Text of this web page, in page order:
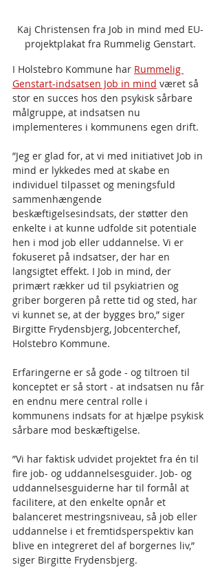
Kaj Christensen fra Job in mind med EU-
projektplakat fra Rummelig Genstart.
I Holstebro Kommune har Rummelig
Genstart-indsatsen Job in mind været så
stor en succes hos den psykisk sårbare
målgruppe, at indsatsen nu
implementeres i kommunens egen drift.
”Jeg er glad for, at vi med initiativet Job in
mind er lykkedes med at skabe en
individuel tilpasset og meningsfuld
sammenhængende
beskæftigelsesindsats, der støtter den
enkelte i at kunne udfolde sit potentiale
hen i mod job eller uddannelse. Vi er
fokuseret på indsatser, der har en
langsigtet effekt. I Job in mind, der
primært rækker ud til psykiatrien og
griber borgeren på rette tid og sted, har
vi kunnet se, at der bygges bro,” siger
Birgitte Frydensbjerg, Jobcenterchef,
Holstebro Kommune.
Erfaringerne er så gode - og tiltroen til
konceptet er så stort - at indsatsen nu får
en endnu mere central rolle i
kommunens indsats for at hjælpe psykisk
sårbare mod beskæftigelse.
”Vi har faktisk udvidet projektet fra én til
fire job- og uddannelsesguider. Job- og
uddannelsesguiderne har til formål at
facilitere, at den enkelte opnår et
balanceret mestringsniveau, så job eller
uddannelse i et fremtidsperspektiv kan
blive en integreret del af borgernes liv,”
siger Birgitte Frydensbjerg.